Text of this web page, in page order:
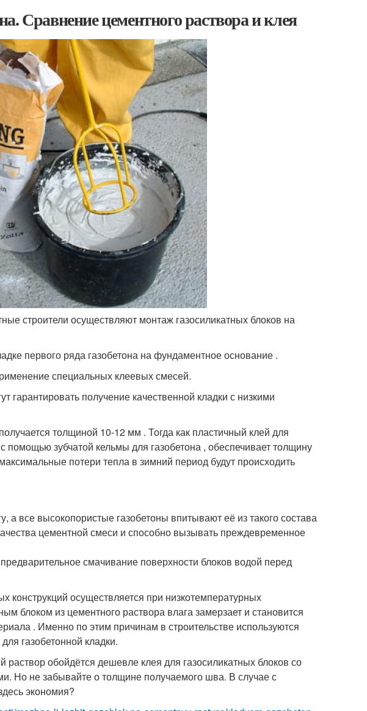
Сравнение цементного раствора и клея
строители осуществляют монтаж газосиликатных блоков на
первого ряда газобетона на фундаментное основание .
специальных клеевых смесей.
получение качественной кладки с низкими
толщиной 10-12 мм . Тогда как пластичный клей для
помощью зубчатой кельмы для газобетона , обеспечивает толщину
потери тепла в зимний период будут происходить
все высокопористые газобетоны впитывают её из такого состава
цементной смеси и способно вызывать преждевременное
смачивание поверхности блоков водой перед
конструкций осуществляется при низкотемпературных
блоком из цементного раствора влага замерзает и становится
. Именно по этим причинам в строительстве используются
газобетонной кладки.
обойдётся дешевле клея для газосиликатных блоков со
Но не забывайте о толщине получаемого шва. В случае с
экономия?